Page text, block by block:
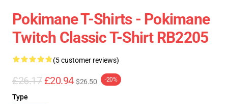
Pokimane T-Shirts - Pokimane
Twitch Classic T-Shirt RB2205
(5 customer reviews)
£26.17 £20.94 $26.50 -20%
Type